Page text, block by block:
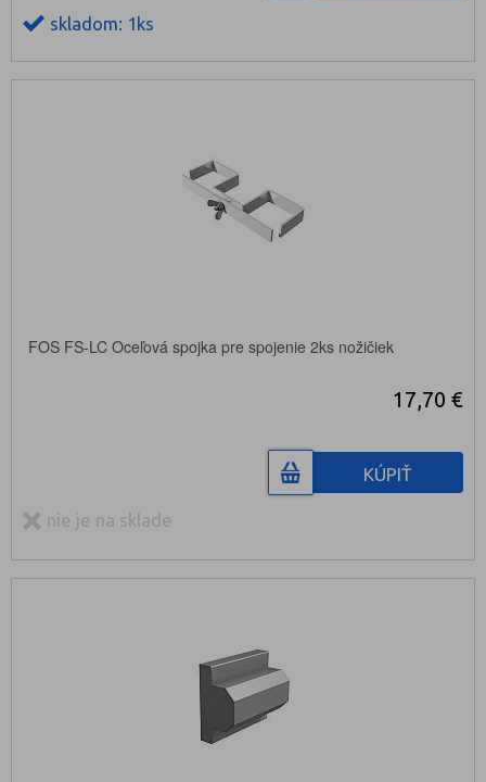
skladom: 1ks
FOS FS-LC Oceľová spojka pre spojenie 2ks nožičiek
17,70 €
KÚPIŤ
nie je na sklade